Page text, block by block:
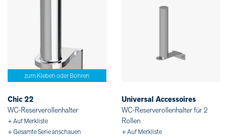
zum Kleben oder Bohren
Chic 22
WC-Reserverollenhalter
+ Auf Merkliste
+ Gesamte Serie anschauen
Universal Accessoires
WC-Reserverollenhalter für 2
Rollen
+ Auf Merkliste